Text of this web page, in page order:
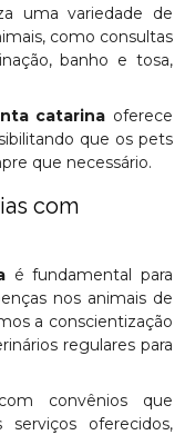
uma variedade de
como consultas
banho e tosa,
catarina oferece
que os pets
que necessário.
com
é fundamental para
nos animais de
a conscientização
regulares para
convênios que
oferecidos,